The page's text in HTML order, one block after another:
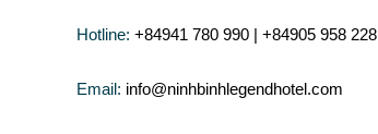
Hotline: +84941 780 990 | +84905 958 228
Email: info@ninhbinhlegendhotel.com